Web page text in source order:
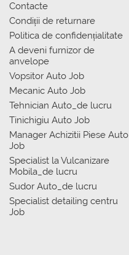
Contacte
Condiții de returnare
Politica de confidențialitate
A deveni furnizor de
anvelope
Vopsitor Auto Job
Mecanic Auto Job
Tehnician Auto_de lucru
Tinichigiu Auto Job
Manager Achizitii Piese Auto
Job
Specialist la Vulcanizare
Mobila_de lucru
Sudor Auto_de lucru
Specialist detailing centru
Job